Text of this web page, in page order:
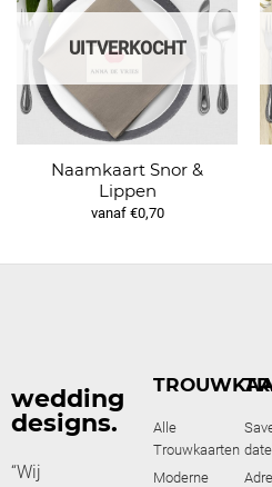
UITVERKOCHT
Naamkaart Snor &
Lippen
vanaf €0,70
wedding
designs.
“Wij
Alle
Trouwkaarten
Moderne